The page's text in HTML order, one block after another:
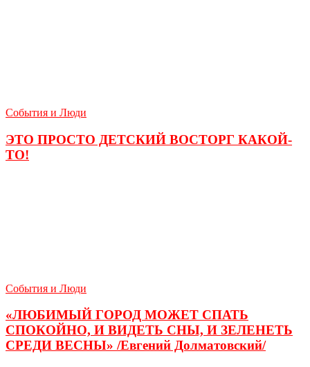
События и Люди
ЭТО ПРОСТО ДЕТСКИЙ ВОСТОРГ КАКОЙ-
ТО!
События и Люди
«ЛЮБИМЫЙ ГОРОД МОЖЕТ СПАТЬ
СПОКОЙНО, И ВИДЕТЬ СНЫ, И ЗЕЛЕНЕТЬ
СРЕДИ ВЕСНЫ» /Евгений Долматовский/